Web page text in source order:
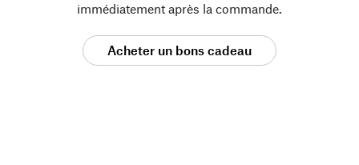
immédiatement après la commande.
Acheter un bons cadeau